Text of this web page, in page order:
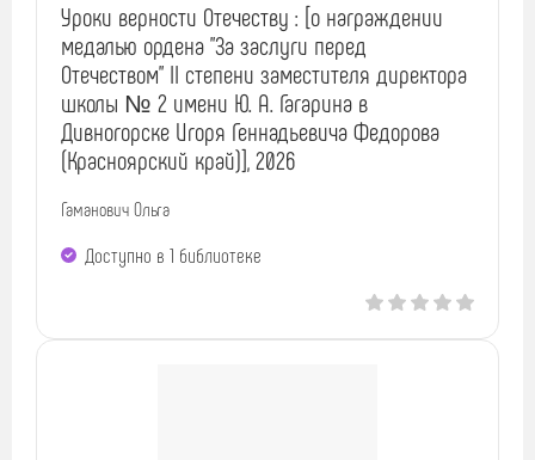
Уроки верности Отечеству : [о награждении
медалью ордена "За заслуги перед
Отечеством" II степени заместителя директора
школы № 2 имени Ю. А. Гагарина в
Дивногорске Игоря Геннадьевича Федорова
(Красноярский край)], 2026
Гаманович Ольга
Доступно в 1 библиотекe